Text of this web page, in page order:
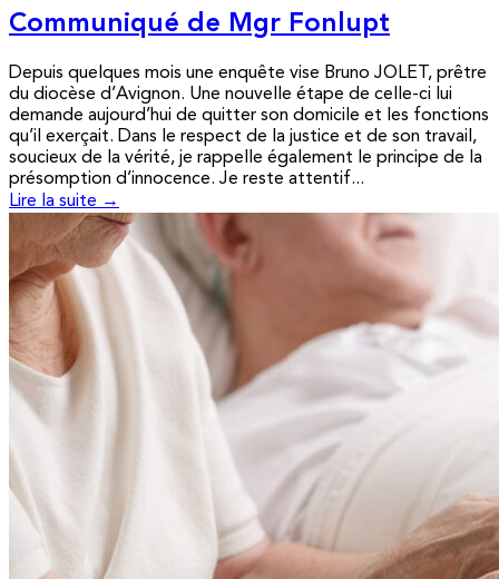
Communiqué de Mgr Fonlupt
Depuis quelques mois une enquête vise Bruno JOLET, prêtre
du diocèse d’Avignon. Une nouvelle étape de celle-ci lui
demande aujourd’hui de quitter son domicile et les fonctions
qu’il exerçait. Dans le respect de la justice et de son travail,
soucieux de la vérité, je rappelle également le principe de la
présomption d’innocence. Je reste attentif...
Lire la suite →